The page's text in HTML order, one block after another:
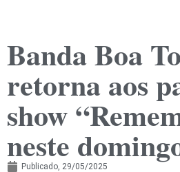
Banda Boa
retorna aos
show
neste
Publicado, 29/05/2025